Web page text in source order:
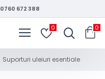
0760 672 388
0 0
Suporturi uleiuri esentiale